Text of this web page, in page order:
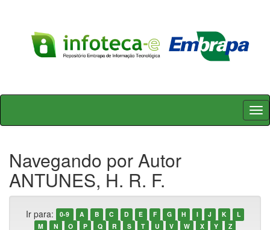
Skip
Navegando por Autor
ANTUNES, H. R. F.
Ir para: 0-9 A B C D E F G H I J K
L
M
N O P Q R S T U V W X Y Z